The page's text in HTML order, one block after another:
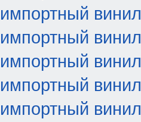
винил
винил
винил
винил
винил